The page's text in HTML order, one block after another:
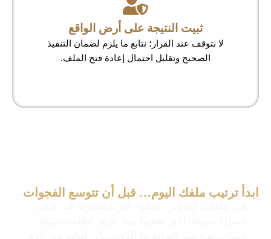
ثبيت النتيجة على أرض الواقع
لا نتوقف عند القرار؛ نتابع ما يلزم لضمان التنفيذ
الصحيح وتقليل احتمال إعادة فتح الملف.
ابدأ ترتيب ملفك اليوم… قبل أن تتوسع الفجوات